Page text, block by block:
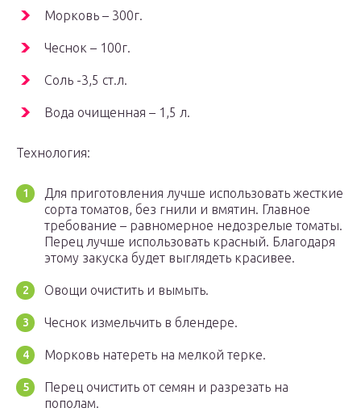
Морковь – 300г.
Чеснок – 100г.
Соль -3,5 ст.л.
Вода очищенная – 1,5 л.
Технология:
Для приготовления лучше использовать жесткие
сорта томатов, без гнили и вмятин. Главное
требование – равномерное недозрелые томаты.
Перец лучше использовать красный. Благодаря
этому закуска будет выглядеть красивее.
Овощи очистить и вымыть.
Чеснок измельчить в блендере.
Морковь натереть на мелкой терке.
Перец очистить от семян и разрезать на
пополам.